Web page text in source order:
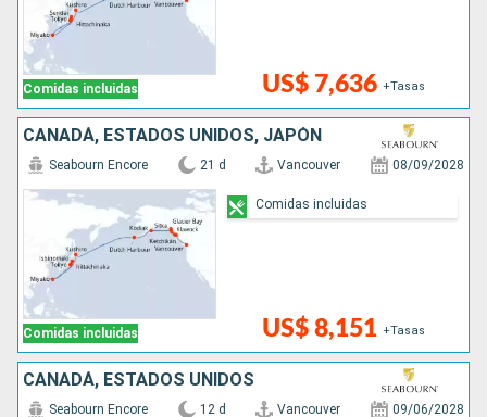
Comidas incluidas US$ 7,636 +Tasas
CANADÁ, ESTADOS UNIDOS, JAPÓN
Comidas incluidas
Seabourn Encore 21 d Vancouver 08/09/2028
US$ 8,151 +Tasas
Comidas incluidas
CANADÁ, ESTADOS UNIDOS
Seabourn Encore 12 d Vancouver 09/06/2028